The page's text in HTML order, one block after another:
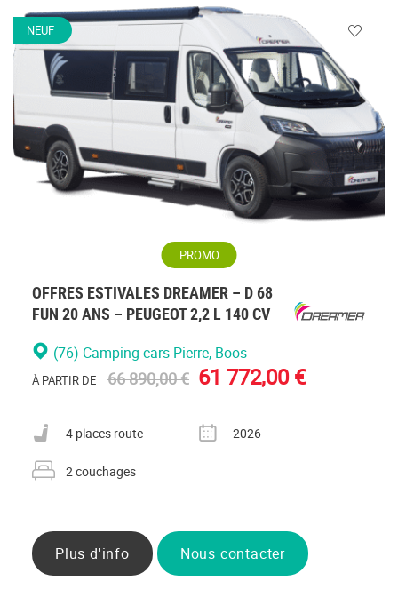
NEUF
PROMO
OFFRES ESTIVALES DREAMER – D 68
FUN 20 ANS – PEUGEOT 2,2 L 140 CV
(76) Camping-cars Pierre, Boos
À PARTIR DE 66 890,00 € 61 772,00 €
Nombre de places carte grise
4 places route
Année
2026
Nombre de couchages
2 couchages
Plus d'info Nous contacter